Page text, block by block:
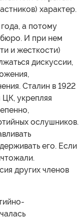
характер.
а потому
И при нем
и жесткости)
дискуссии,
Сталин в 1922
ЦК, укрепляя
ослушников.
его. Если
других членов